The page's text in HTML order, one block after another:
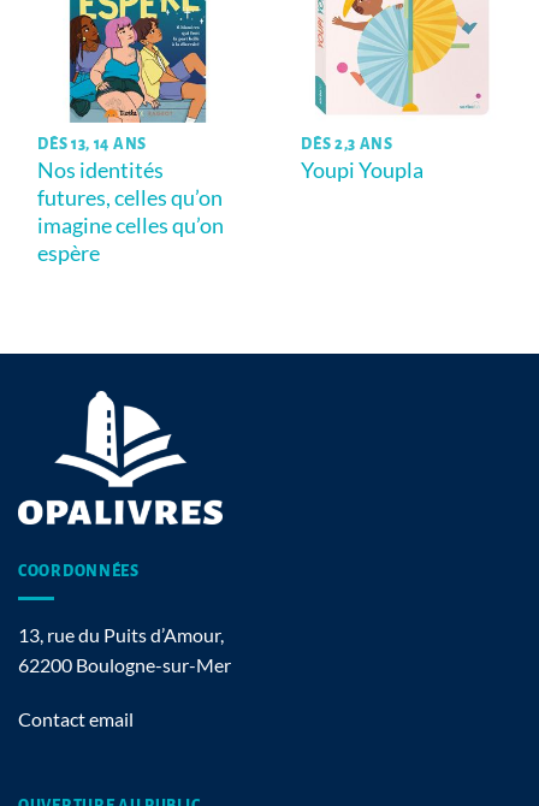
DÈS 13, 14 ANS
Nos identités
futures, celles qu’on
imagine celles qu’on
espère
DÈS 2,3 ANS
Youpi Youpla
COORDONNÉES
13, rue du Puits d’Amour,
62200 Boulogne-sur-Mer
Contact email